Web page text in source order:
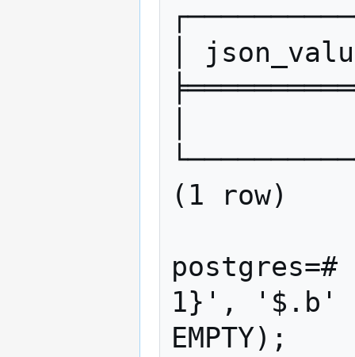
│
(1 row)
postgres=#
1}', '$.b'
EMPTY);